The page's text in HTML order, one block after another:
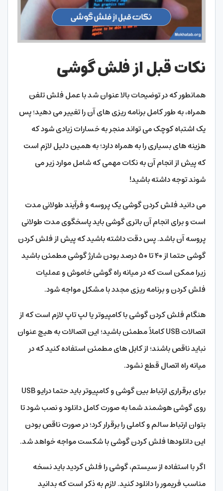
نکات قبل از فلش گوشی
همانطور که در توضیحات بالا عنوان شد با عمل فلش تلفن
همراه، به طور کامل برنامه ریزی های آن را تغییر می دهید؛ پس
یک اشتباه کوچک می تواند منجر به خسارات زیادی شود که
هزینه های بسیاری را به همراه دارد؛ به همین دلیل لازم است
که پیش از انجام آن به نکات مهمی که شامل موارد زیر می
شوند توجه داشته باشید!
می دانید فلش کردن گوشی یک پروسه و فرآیند طولانی مدت
است و برای انجام آن باتری گوشی باید پاسخگوی مدت طولانی
پروسه آن باشد. پس دقت داشته باشید که پیش از فلش کردن
گوشی حتما از ۴۰ تا ۵۰ درصد بودن شارژ گوشی مطمئن باشید
زیرا ممکن است که در میانه راه گوشی خاموش و عملیات
فلش کردن و برنامه ریزی مجدد با مشکل مواجه شود.
هنگام فلش کردن گوشی با کامپیوتر یا لپ تاپ لازم است که از
اتصالات USB کاملاً مطمئن باشید؛ این اتصالات به هیچ عنوان
نباید ناقص باشند؛ از کابل های مطمئن استفاده کنید که در
میانه راه اتصال قطع نشود.
برای برقراری ارتباط بین گوشی و کامپیوتر باید حتما درایو USB
روی گوشی هوشمند شما به صورت کامل دانلود و نصب شود تا
بتوان ارتباط سالم و کاملی را برقرار کرد؛ در صورت ناقص بودن
این دانلودها فلش کردن گوشی با شکست مواجه خواهد شد.
اگر با استفاده از سیستم، گوشی را فلش کردید باید نسخه
مناسب فریمور را دانلود کنید. لازم به ذکر است که بدانید